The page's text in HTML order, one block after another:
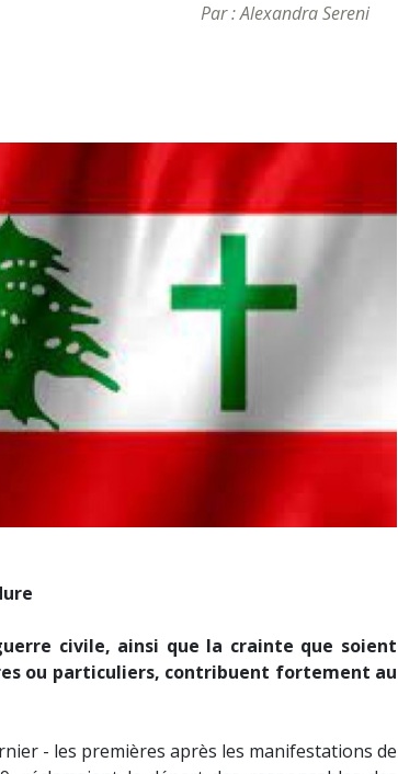
Par : Alexandra Sereni
civile, ainsi que la crainte que soient
ou particuliers, contribuent fortement au
- les premières après les manifestations de